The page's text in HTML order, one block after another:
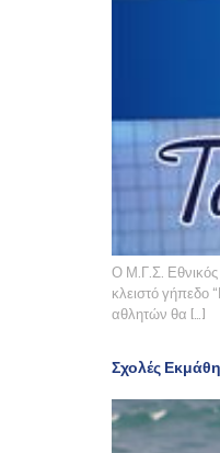
Ο Μ.Γ.Σ. Εθνικός
κλειστό γήπεδο
αθλητών θα […]
Σχολές